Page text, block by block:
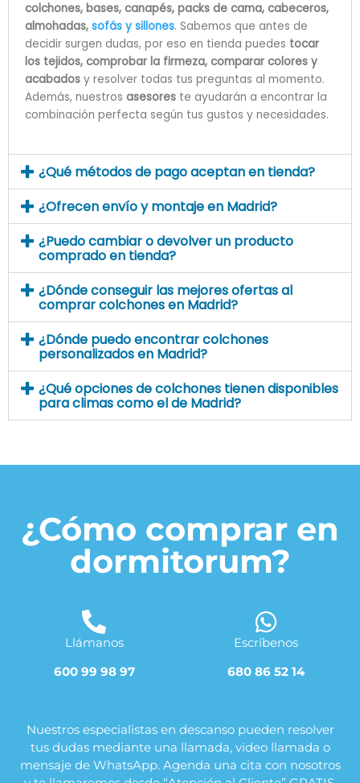
colchones, bases, canapés, packs de cama, cabeceros,
almohadas, sofás y sillones. Sabemos que antes de
decidir surgen dudas, por eso en tienda puedes tocar
los tejidos, comprobar la firmeza, comparar colores y
acabados y resolver todas tus preguntas al momento.
Además, nuestros asesores te ayudarán a encontrar la
combinación perfecta según tus gustos y necesidades.
¿Qué métodos de pago aceptan en tienda?
¿Ofrecen envío y montaje en Madrid?
¿Puedo cambiar o devolver un producto
comprado en tienda?
¿Dónde conseguir las mejores ofertas al
comprar colchones en Madrid?
¿Dónde puedo encontrar colchones
personalizados en Madrid?
¿Qué opciones de colchones tienen disponibles
para climas como el de Madrid?
¿Cómo comprar en
dormitorum?
Llámanos
600 99 98 97
Escríbenos
680 86 52 14
Nuestros especialistas en descanso pueden resolver
tus dudas mediante una llamada, video llamada o
mensaje de WhatsApp. Agenda una cita con nosotros